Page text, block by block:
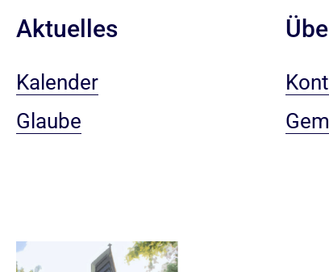
Aktuelles
Kalender
Glaube